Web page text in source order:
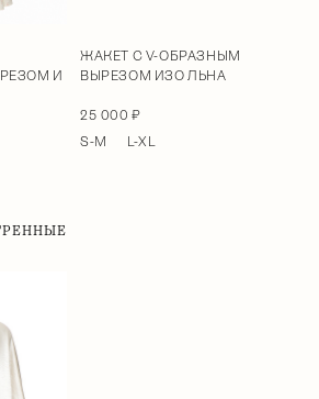
И
ЖАКЕТ С V-ОБРАЗНЫМ
ВЫРЕЗОМ ИЗО ЛЬНА
25 000 ₽
S-M
L-XL